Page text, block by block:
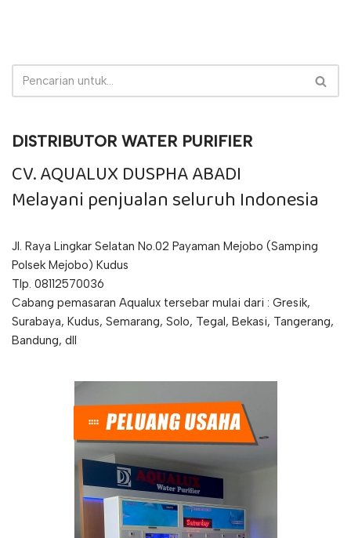
DISTRIBUTOR WATER PURIFIER
CV. AQUALUX DUSPHA ABADI
Melayani penjualan seluruh Indonesia
Jl. Raya Lingkar Selatan No.02 Payaman Mejobo (Samping
Polsek Mejobo) Kudus
Tlp. 08112570036
Cabang pemasaran Aqualux tersebar mulai dari : Gresik,
Surabaya, Kudus, Semarang, Solo, Tegal, Bekasi, Tangerang,
Bandung, dll